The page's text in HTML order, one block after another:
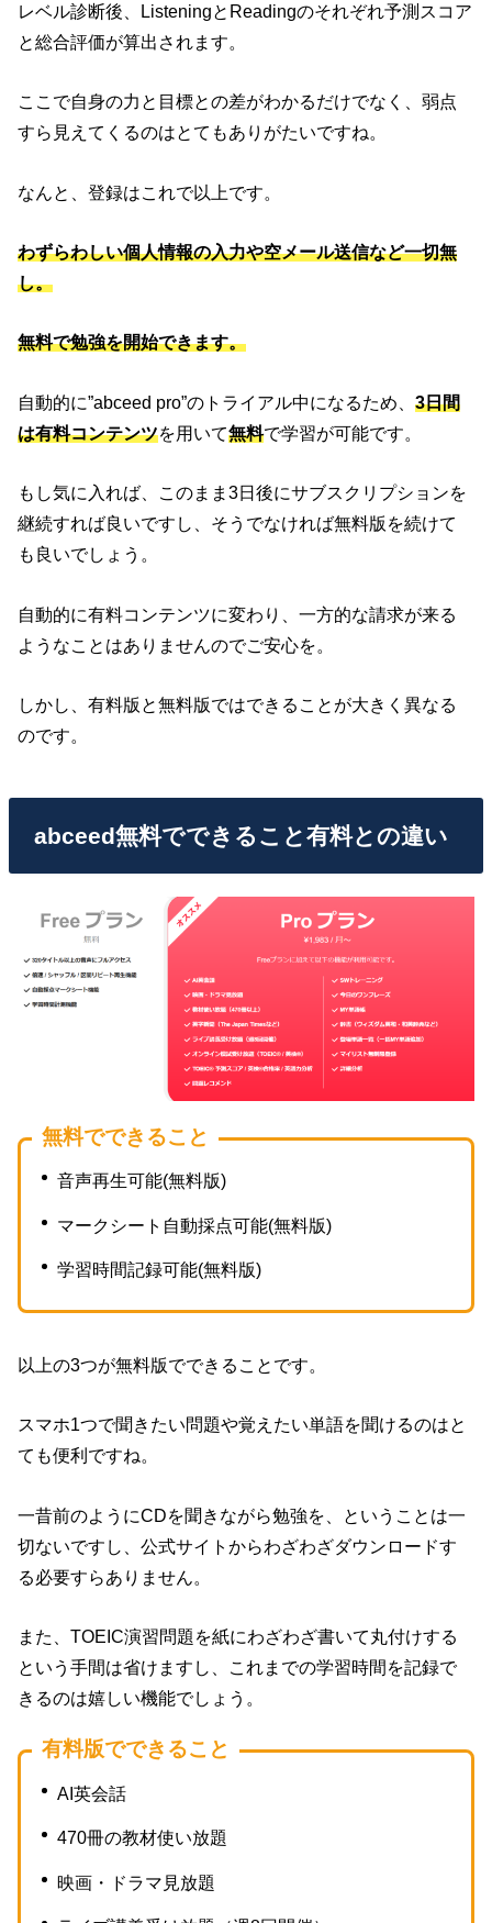
レベル診断後、ListeningとReadingのそれぞれ予測スコア
と総合評価が算出されます。
ここで自身の力と目標との差がわかるだけでなく、弱点
すら見えてくるのはとてもありがたいですね。
なんと、登録はこれで以上です。
わずらわしい個人情報の入力や空メール送信など一切無
し。
無料で勉強を開始できます。
自動的に”abceed pro”のトライアル中になるため、3日間
は有料コンテンツを用いて無料で学習が可能です。
もし気に入れば、このまま3日後にサブスクリプションを
継続すれば良いですし、そうでなければ無料版を続けて
も良いでしょう。
自動的に有料コンテンツに変わり、一方的な請求が来る
ようなことはありませんのでご安心を。
しかし、有料版と無料版ではできることが大きく異なる
のです。
abceed無料でできること有料との違い
無料でできること
音声再生可能(無料版)
マークシート自動採点可能(無料版)
学習時間記録可能(無料版)
以上の3つが無料版でできることです。
スマホ1つで聞きたい問題や覚えたい単語を聞けるのはと
ても便利ですね。
一昔前のようにCDを聞きながら勉強を、ということは一
切ないですし、公式サイトからわざわざダウンロードす
る必要すらありません。
また、TOEIC演習問題を紙にわざわざ書いて丸付けする
という手間は省けますし、これまでの学習時間を記録で
きるのは嬉しい機能でしょう。
有料版でできること
AI英会話
470冊の教材使い放題
映画・ドラマ見放題